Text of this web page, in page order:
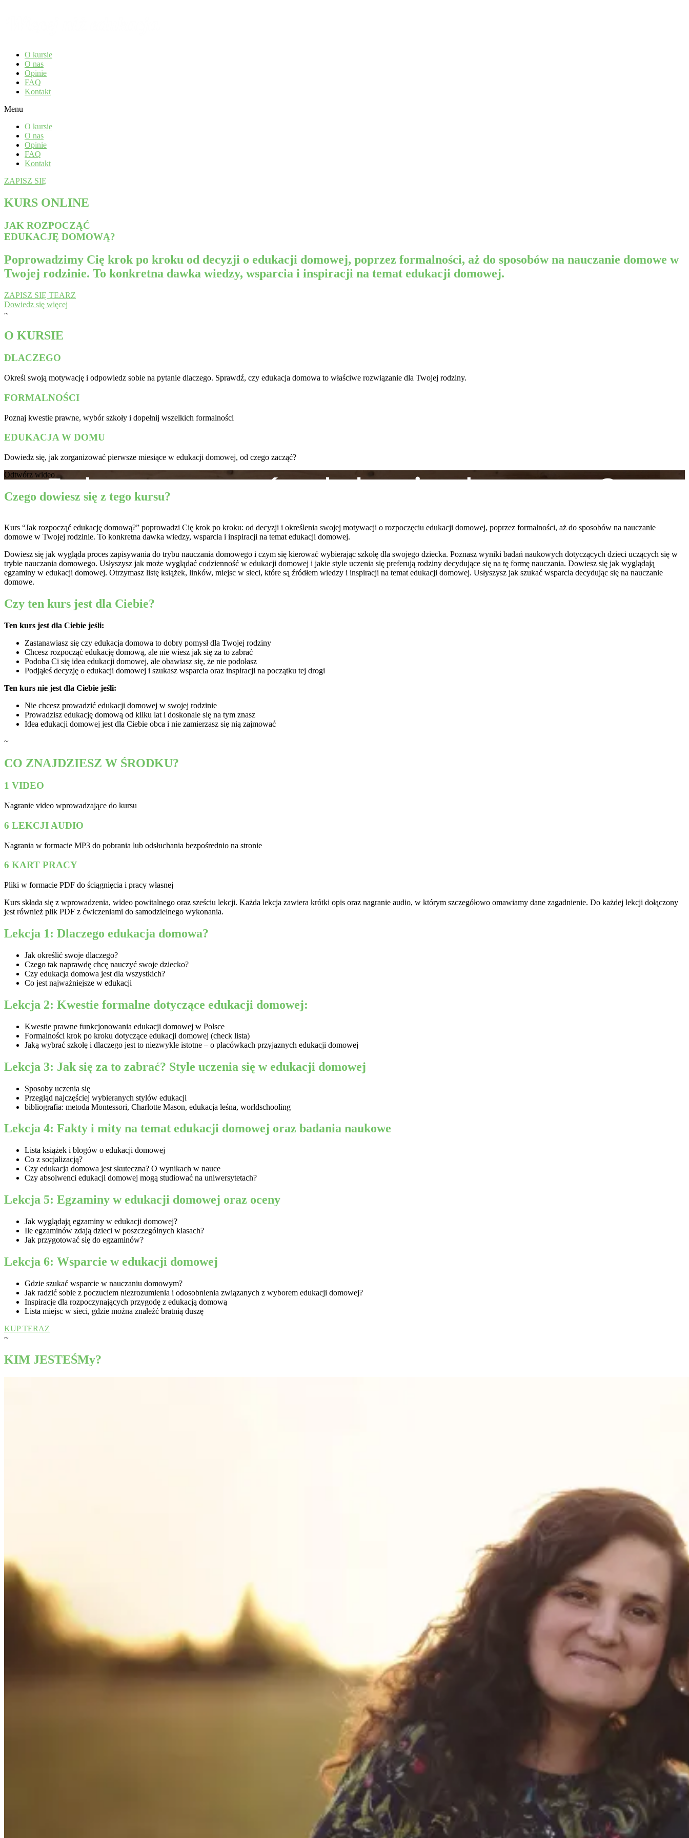
O kursie
O nas
Opinie
FAQ
Kontakt
Menu
O kursie
O nas
Opinie
FAQ
Kontakt
ZAPISZ SIĘ
KURS ONLINE
JAK ROZPOCZĄĆ
EDUKACJĘ DOMOWĄ?
Poprowadzimy Cię krok po kroku od decyzji o edukacji domowej, poprzez formalności, aż do sposobów na nauczanie domowe w
Twojej rodzinie. To konkretna dawka wiedzy, wsparcia i inspiracji na temat edukacji domowej.
ZAPISZ SIĘ TEARZ
Dowiedz się więcej
~
O KURSIE
DLACZEGO
Określ swoją motywację i odpowiedz sobie na pytanie dlaczego. Sprawdź, czy edukacja domowa to właściwe rozwiązanie dla Twojej rodziny.
FORMALNOŚCI
Poznaj kwestie prawne, wybór szkoły i dopełnij wszelkich formalności
EDUKACJA W DOMU
Dowiedz się, jak zorganizować pierwsze miesiące w edukacji domowej, od czego zacząć?
Odtwórz wideo
Czego dowiesz się z tego kursu?
Kurs “Jak rozpocząć edukację domową?” poprowadzi Cię krok po kroku: od decyzji i określenia swojej motywacji o rozpoczęciu edukacji domowej, poprzez formalności, aż do sposobów na nauczanie
domowe w Twojej rodzinie. To konkretna dawka wiedzy, wsparcia i inspiracji na temat edukacji domowej.
Dowiesz się jak wygląda proces zapisywania do trybu nauczania domowego i czym się kierować wybierając szkołę dla swojego dziecka. Poznasz wyniki badań naukowych dotyczących dzieci uczących się w
trybie nauczania domowego. Usłyszysz jak może wyglądać codzienność w edukacji domowej i jakie style uczenia się preferują rodziny decydujące się na tę formę nauczania. Dowiesz się jak wyglądają
egzaminy w edukacji domowej. Otrzymasz listę książek, linków, miejsc w sieci, które są źródłem wiedzy i inspiracji na temat edukacji domowej. Usłyszysz jak szukać wsparcia decydując się na nauczanie
domowe.
Czy ten kurs jest dla Ciebie?
Ten kurs jest dla Ciebie jeśli:
Zastanawiasz się czy edukacja domowa to dobry pomysł dla Twojej rodziny
Chcesz rozpocząć edukację domową, ale nie wiesz jak się za to zabrać
Podoba Ci się idea edukacji domowej, ale obawiasz się, że nie podołasz
Podjąłeś decyzję o edukacji domowej i szukasz wsparcia oraz inspiracji na początku tej drogi
Ten kurs nie jest dla Ciebie jeśli:
Nie chcesz prowadzić edukacji domowej w swojej rodzinie
Prowadzisz edukację domową od kilku lat i doskonale się na tym znasz
Idea edukacji domowej jest dla Ciebie obca i nie zamierzasz się nią zajmować
~
CO ZNAJDZIESZ W ŚRODKU?
1 VIDEO
Nagranie video wprowadzające do kursu
6 LEKCJI AUDIO
Nagrania w formacie MP3 do pobrania lub odsłuchania bezpośrednio na stronie
6 KART PRACY
Pliki w formacie PDF do ściągnięcia i pracy własnej
Kurs składa się z wprowadzenia, wideo powitalnego oraz sześciu lekcji. Każda lekcja zawiera krótki opis oraz nagranie audio, w którym szczegółowo omawiamy dane zagadnienie. Do każdej lekcji dołączony
jest również plik PDF z ćwiczeniami do samodzielnego wykonania.
Lekcja 1: Dlaczego edukacja domowa?
Jak określić swoje dlaczego?
Czego tak naprawdę chcę nauczyć swoje dziecko?
Czy edukacja domowa jest dla wszystkich?
Co jest najważniejsze w edukacji
Lekcja 2: Kwestie formalne dotyczące edukacji domowej:
Kwestie prawne funkcjonowania edukacji domowej w Polsce
Formalności krok po kroku dotyczące edukacji domowej (check lista)
Jaką wybrać szkołę i dlaczego jest to niezwykle istotne – o placówkach przyjaznych edukacji domowej
Lekcja 3: Jak się za to zabrać? Style uczenia się w edukacji domowej
Sposoby uczenia się
Przegląd najczęściej wybieranych stylów edukacji
bibliografia: metoda Montessori, Charlotte Mason, edukacja leśna, worldschooling
Lekcja 4: Fakty i mity na temat edukacji domowej oraz badania naukowe
Lista książek i blogów o edukacji domowej
Co z socjalizacją?
Czy edukacja domowa jest skuteczna? O wynikach w nauce
Czy absolwenci edukacji domowej mogą studiować na uniwersytetach?
Lekcja 5: Egzaminy w edukacji domowej oraz oceny
Jak wyglądają egzaminy w edukacji domowej?
Ile egzaminów zdają dzieci w poszczególnych klasach?
Jak przygotować się do egzaminów?
Lekcja 6: Wsparcie w edukacji domowej
Gdzie szukać wsparcie w nauczaniu domowym?
Jak radzić sobie z poczuciem niezrozumienia i odosobnienia związanych z wyborem edukacji domowej?
Inspiracje dla rozpoczynających przygodę z edukacją domową
Lista miejsc w sieci, gdzie można znaleźć bratnią duszę
KUP TERAZ
~
KIM JESTEŚMy?